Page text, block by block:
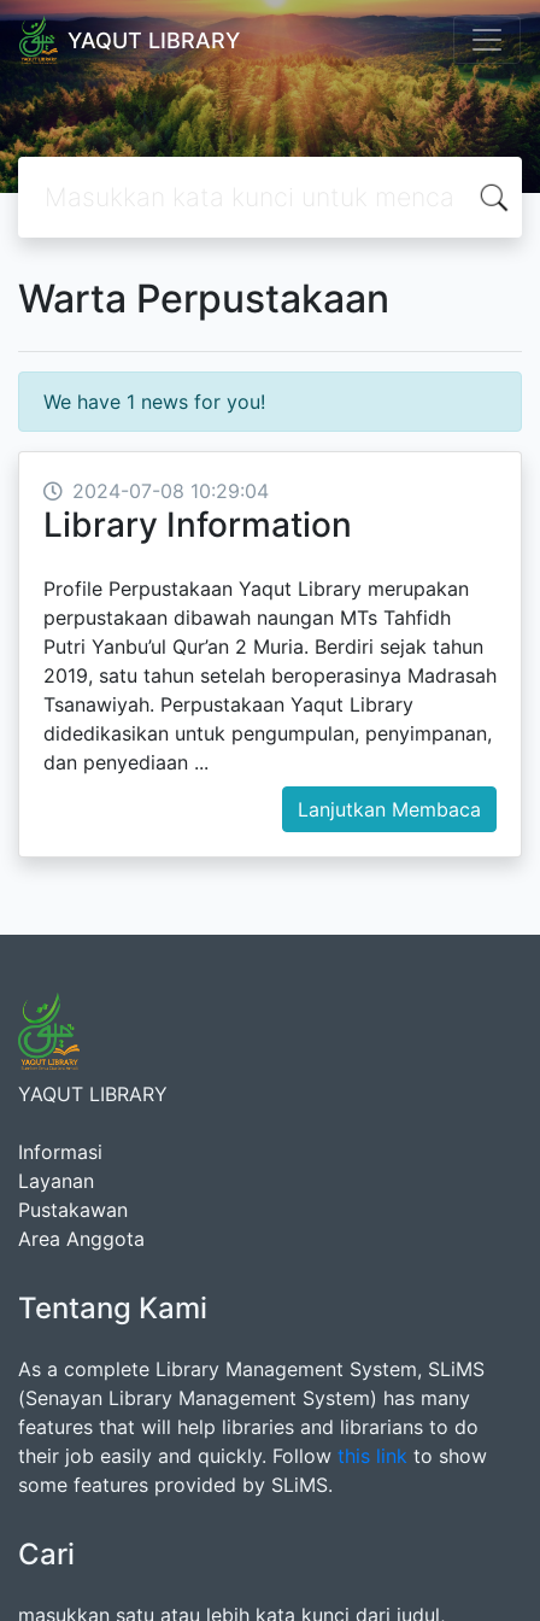
YAQUT LIBRARY
Warta Perpustakaan
We have 1 news for you!
2024-07-08 10:29:04
Library Information
Profile Perpustakaan Yaqut Library merupakan
perpustakaan dibawah naungan MTs Tahfidh
Putri Yanbu’ul Qur’an 2 Muria. Berdiri sejak tahun
2019, satu tahun setelah beroperasinya Madrasah
Tsanawiyah. Perpustakaan Yaqut Library
didedikasikan untuk pengumpulan, penyimpanan,
dan penyediaan ...
Lanjutkan Membaca
YAQUT LIBRARY
Informasi
Layanan
Pustakawan
Area Anggota
Tentang Kami
As a complete Library Management System, SLiMS
(Senayan Library Management System) has many
features that will help libraries and librarians to do
their job easily and quickly. Follow this link to show
some features provided by SLiMS.
Cari
masukkan satu atau lebih kata kunci dari judul,